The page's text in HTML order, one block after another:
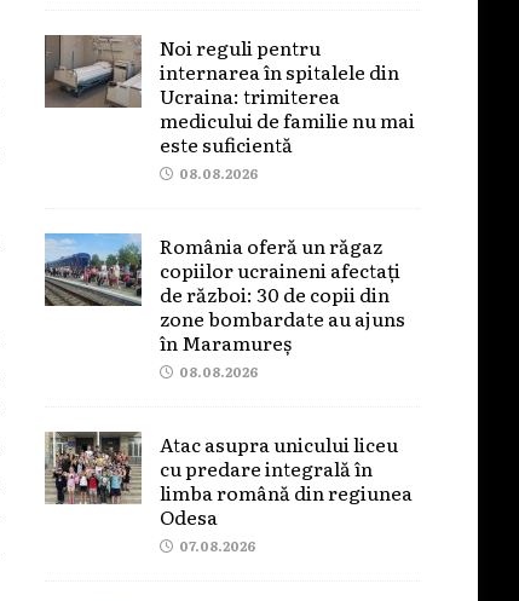
Noi reguli pentru
internarea în spitalele din
Ucraina: trimiterea
medicului de familie nu mai
este suficientă
08.08.2026
România oferă un răgaz
copiilor ucraineni afectați
de război: 30 de copii din
zone bombardate au ajuns
în Maramureș
08.08.2026
Atac asupra unicului liceu
cu predare integrală în
limba română din regiunea
Odesa
07.08.2026